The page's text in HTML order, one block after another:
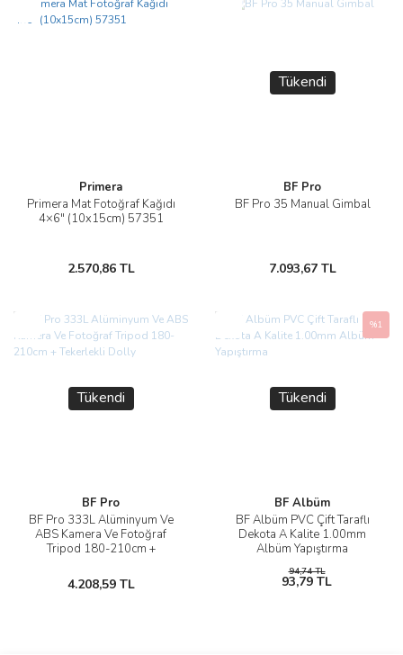
Primera
Primera Mat Fotoğraf Kağıdı
4×6″ (10x15cm) 57351
2.570,86 TL
Tükendi
BF Pro
BF Pro 35 Manual Gimbal
7.093,67 TL
Tükendi
BF Pro
BF Pro 333L Alüminyum Ve
ABS Kamera Ve Fotoğraf
Tripod 180-210cm +
4.208,59 TL
Tükendi
BF Albüm
BF Albüm PVC Çift Taraflı
Dekota A Kalite 1.00mm
Albüm Yapıştırma
%1
94,74 TL
93,79 TL